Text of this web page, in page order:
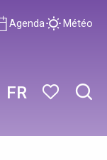
FR
Agenda Météo